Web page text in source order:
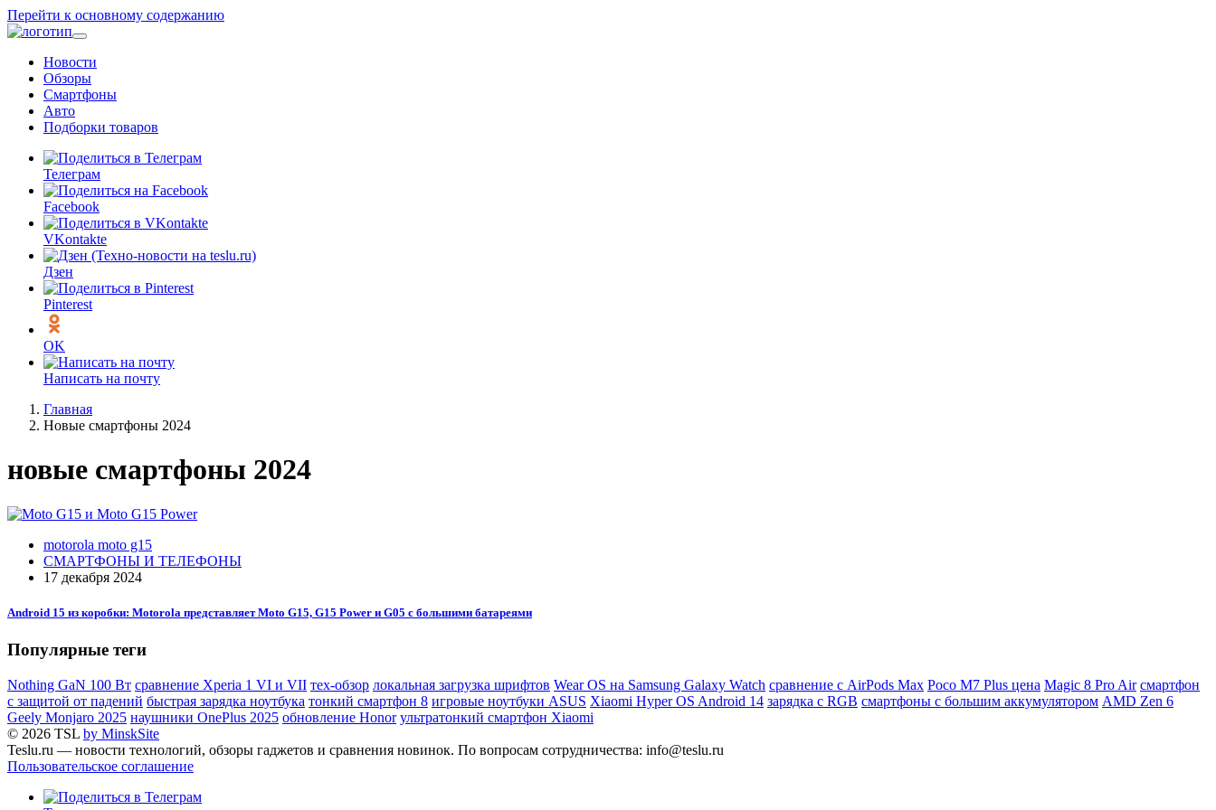
Перейти к основному содержанию
Новости
Обзоры
Смартфоны
Авто
Подборки товаров
Телеграм
Facebook
VKontakte
Дзен
Pinterest
OK
Написать на почту
Главная
Новые смартфоны 2024
новые смартфоны 2024
motorola moto g15
СМАРТФОНЫ И ТЕЛЕФОНЫ
17 декабря 2024
Android 15 из коробки: Motorola представляет Moto G15, G15 Power и G05 с большими батареями
Популярные теги
Nothing GaN 100 Вт сравнение Xperia 1 VI и VII тех-обзор локальная загрузка шрифтов Wear OS на Samsung Galaxy Watch сравнение с AirPods Max Poco M7 Plus цена Magic 8 Pro Air смартфон
с защитой от падений быстрая зарядка ноутбука тонкий смартфон 8 игровые ноутбуки ASUS Xiaomi Hyper OS Android 14 зарядка с RGB смартфоны с большим аккумулятором AMD Zen 6
Geely Monjaro 2025 наушники OnePlus 2025 обновление Honor ультратонкий смартфон Xiaomi
© 2026 TSL by MinskSite
Teslu.ru — новости технологий, обзоры гаджетов и сравнения новинок. По вопросам сотрудничества: info@teslu.ru
Пользовательское соглашение